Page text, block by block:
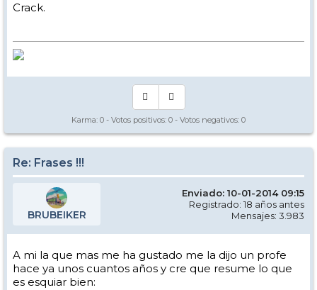
Crack.
Karma: 0 - Votos positivos: 0 - Votos negativos: 0
Re: Frases !!!
BRUBEIKER
Enviado: 10-01-2014 09:15
Registrado: 18 años antes
Mensajes: 3.983
A mi la que mas me ha gustado me la dijo un profe
hace ya unos cuantos años y cre que resume lo que
es esquiar bien: